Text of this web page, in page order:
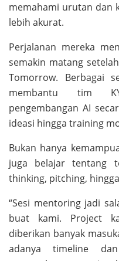
memahami urutan dan
lebih akurat.
Perjalanan mereka
semakin matang
Tomorrow. Berbagai
membantu tim
pengembangan AI
ideasi hingga training
Bukan hanya
juga belajar tentang
thinking, pitching,
“Sesi mentoring jadi
buat kami. Project
diberikan banyak
adanya timeline